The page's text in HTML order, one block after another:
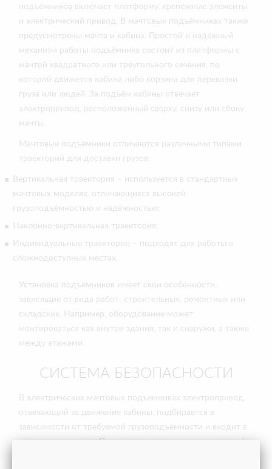
подъёмников включает платформу, крепёжные элементы
и электрический привод. В мачтовых подъёмниках также
предусмотрены мачта и кабина. Простой и надёжный
механизм работы подъёмника состоит из платформы с
мачтой квадратного или треугольного сечения, по
которой движется кабина либо корзина для перевозки
груза или людей. За подъём кабины отвечает
электропривод, расположенный сверху, снизу или сбоку
мачты.
Мачтовые подъёмники отличаются различными типами
траекторий для доставки грузов:
Вертикальная траектория – используется в стандартных
мачтовых моделях, отличающихся высокой
грузоподъёмностью и надёжностью;
Наклонно-вертикальная траектория;
Индивидуальные траектории – подходят для работы в
сложнодоступных местах.
Установка подъёмников имеет свои особенности,
зависящие от вида работ: строительных, ремонтных или
складских. Например, оборудование может
монтироваться как внутри здания, так и снаружи, а также
между этажами.
СИСТЕМА БЕЗОПАСНОСТИ
В электрических мачтовых подъемниках электропривод,
отвечающий за движение кабины, подбирается в
зависимости от требуемой грузоподъёмности и входит в
комплект поставки. Подъёмники оснащены специальной